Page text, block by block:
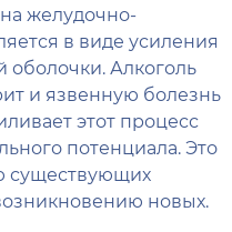
желудочно-
в виде усиления
оболочки. Алкоголь
и язвенную болезнь
этот процесс
потенциала. Это
существующих
новых.